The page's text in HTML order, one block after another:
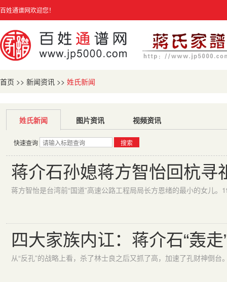
百姓通谱网欢迎您！
首页 >> 新闻资讯 >> 姓氏新闻
姓氏新闻 图片资讯 视频资讯
快速查询 搜索
蒋介石孙媳蒋方智怡回杭寻
四大家族内讧：蒋介石“轰走